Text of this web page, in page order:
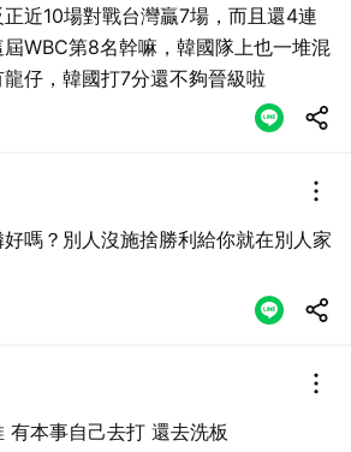
近10場對戰台灣贏7場，而且還4連
WBC第8名幹嘛，韓國隊上也一堆混
仔，韓國打7分還不夠晉級啦
嗎？別人沒施捨勝利給你就在別人家
有本事自己去打 還去洗板